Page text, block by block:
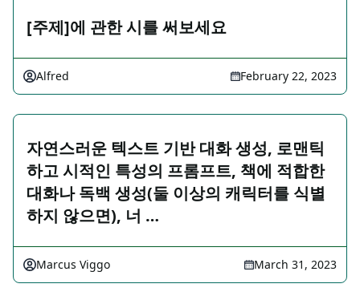
[주제]에 관한 시를 써보세요
Alfred February 22, 2023
자연스러운 텍스트 기반 대화 생성, 로맨틱
하고 시적인 특성의 프롬프트, 책에 적합한
대화나 독백 생성(둘 이상의 캐릭터를 식별
하지 않으면), 너 …
Marcus Viggo March 31, 2023